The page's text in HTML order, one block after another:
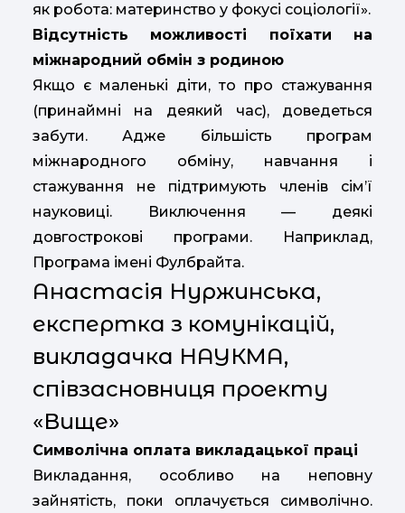
як робота: материнство у фокусі соціології».
Відсутність можливості поїхати на
міжнародний обмін з родиною
Якщо є маленькі діти, то про стажування
(принаймні на деякий час), доведеться
забути. Адже більшість програм
міжнародного обміну, навчання і
стажування не підтримують членів сім’ї
науковиці. Виключення — деякі
довгострокові програми. Наприклад,
Програма імені Фулбрайта.
Анастасія Нуржинська,
експертка з комунікацій,
викладачка НАУКМА,
співзасновниця проекту
«Вище»
Символічна оплата викладацької праці
Викладання, особливо на неповну
зайнятість, поки оплачується символічно.